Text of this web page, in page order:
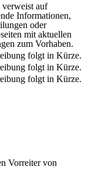
auf
Informationen,
oder
mit aktuellen
zum Vorhaben.
folgt in Kürze.
folgt in Kürze.
folgt in Kürze.
Vorreiter von